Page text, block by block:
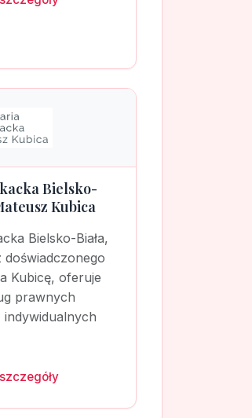
Bielsko-
Kubica
Bielsko-Biała,
Kubicę, oferuje
prawnych